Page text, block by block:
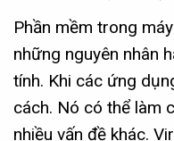
Phần mềm trong
những nguyên nhân
tính. Khi các ứng
cách. Nó có thể làm
nhiều vấn đề khác.